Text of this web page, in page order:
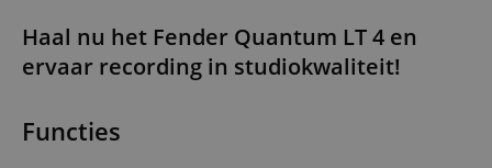
Haal nu het Fender Quantum LT 4 en
ervaar recording in studiokwaliteit!
Functies